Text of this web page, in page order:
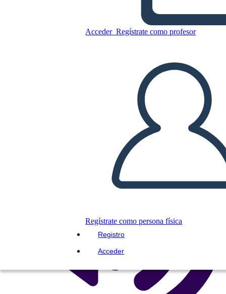
Acceder Regístrate como profesor
Regístrate como persona física
Registro
Acceder
CREAR UN GUIÓN GRÁFICO
JUEGO DE DIAPOSITIVAS
LEERME